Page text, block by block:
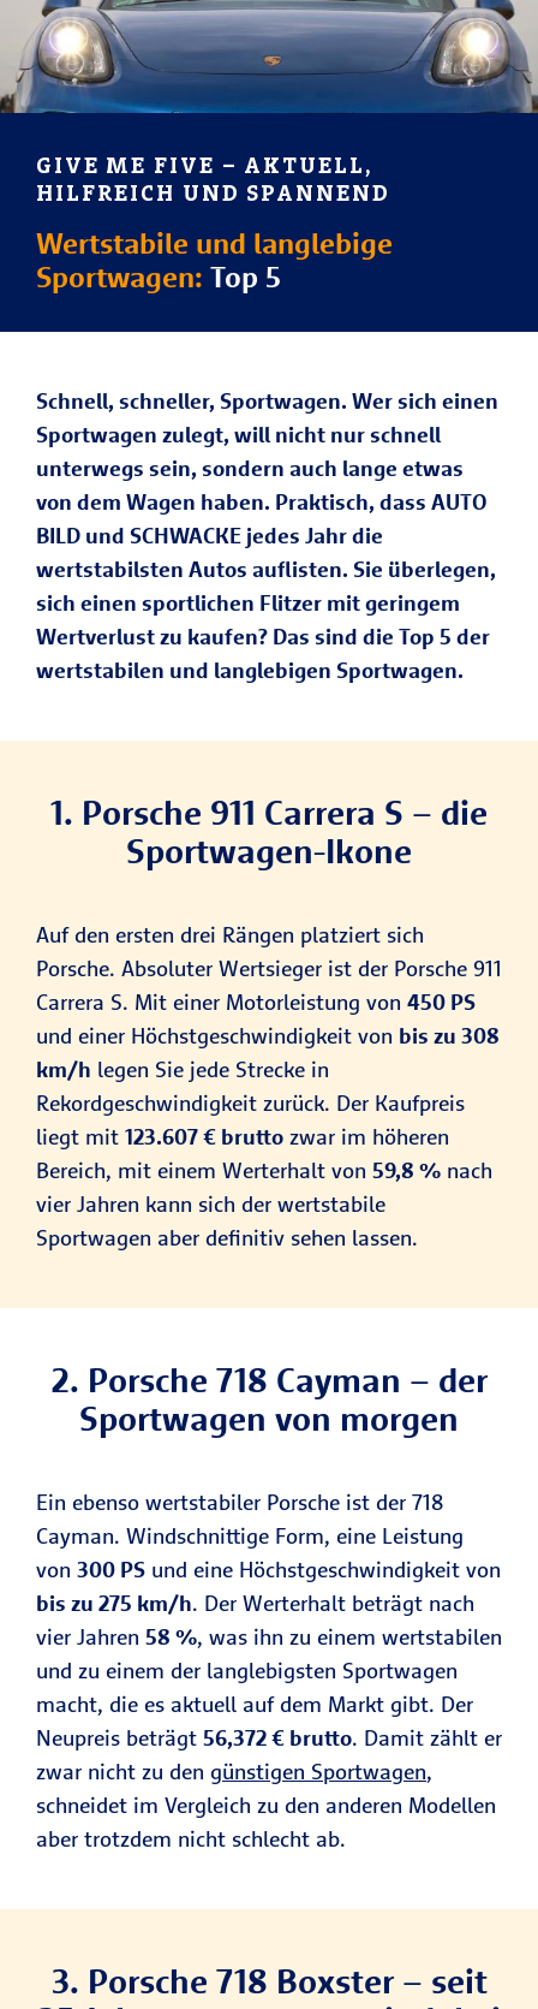
GIVE ME FIVE – AKTUELL,
HILFREICH UND SPANNEND
Wertstabile und langlebige
Sportwagen: Top 5
Schnell, schneller, Sportwagen. Wer sich einen
Sportwagen zulegt, will nicht nur schnell
unterwegs sein, sondern auch lange etwas
von dem Wagen haben. Praktisch, dass AUTO
BILD und SCHWACKE jedes Jahr die
wertstabilsten Autos auflisten. Sie überlegen,
sich einen sportlichen Flitzer mit geringem
Wertverlust zu kaufen? Das sind die Top 5 der
wertstabilen und langlebigen Sportwagen.
1. Porsche 911 Carrera S – die
Sportwagen-Ikone
Auf den ersten drei Rängen platziert sich
Porsche. Absoluter Wertsieger ist der Porsche 911
Carrera S. Mit einer Motorleistung von 450 PS
und einer Höchstgeschwindigkeit von bis zu 308
km/h legen Sie jede Strecke in
Rekordgeschwindigkeit zurück. Der Kaufpreis
liegt mit 123.607 € brutto zwar im höheren
Bereich, mit einem Werterhalt von 59,8 % nach
vier Jahren kann sich der wertstabile
Sportwagen aber definitiv sehen lassen.
2. Porsche 718 Cayman – der
Sportwagen von morgen
Ein ebenso wertstabiler Porsche ist der 718
Cayman. Windschnittige Form, eine Leistung
von 300 PS und eine Höchstgeschwindigkeit von
bis zu 275 km/h. Der Werterhalt beträgt nach
vier Jahren 58 %, was ihn zu einem wertstabilen
und zu einem der langlebigsten Sportwagen
macht, die es aktuell auf dem Markt gibt. Der
Neupreis beträgt 56,372 € brutto. Damit zählt er
zwar nicht zu den günstigen Sportwagen,
schneidet im Vergleich zu den anderen Modellen
aber trotzdem nicht schlecht ab.
3. Porsche 718 Boxster – seit